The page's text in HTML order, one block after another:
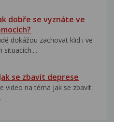
dobře se vyznáte ve
dokážou zachovat klid i ve
situacích....
se zbavit deprese
video na téma jak se zbavit